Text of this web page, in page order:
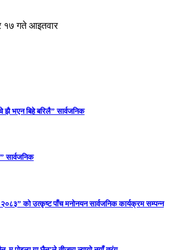
१७ गते आइतवार
झै भएन बिहे बरिलै” सार्वजनिक
सार्वजनिक
२०८३” को उत्कृष्ट पाँच मनोनयन सार्वजनिक कार्यक्रम सम्पन्न